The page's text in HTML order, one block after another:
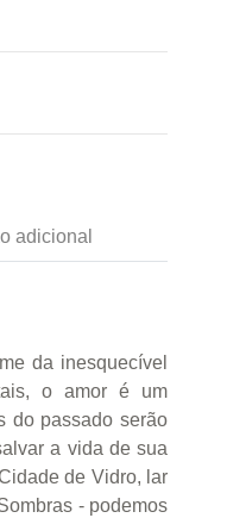
adicional
da inesquecível
o amor é um
do passado serão
a vida de sua
de Vidro, lar
- podemos